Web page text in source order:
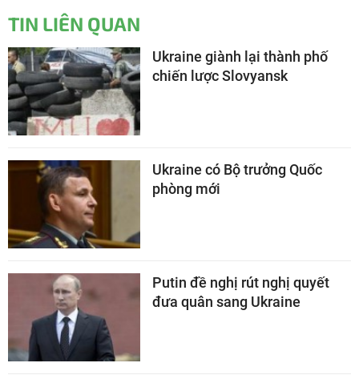
TIN LIÊN QUAN
Ukraine giành lại thành phố
chiến lược Slovyansk
Ukraine có Bộ trưởng Quốc
phòng mới
Putin đề nghị rút nghị quyết
đưa quân sang Ukraine